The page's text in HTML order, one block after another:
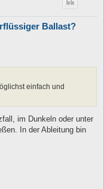
Ballast?
einfach und
im Dunkeln oder unter
In der Ableitung bin